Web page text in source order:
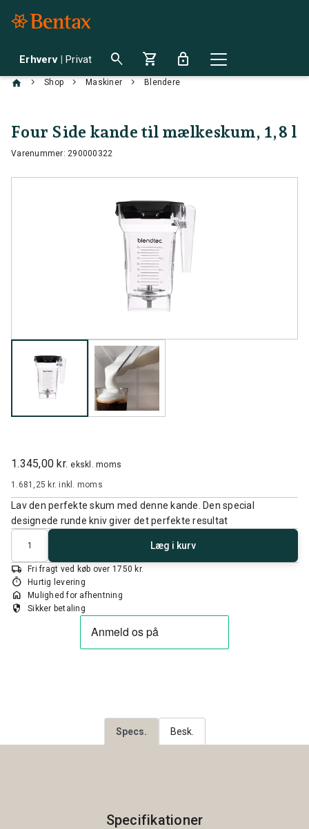
Erhverv | Privat search shopping_cart lock
chevron_right Shop chevron_right Maskiner chevron_right Blendere
Four Side kande til mælkeskum, 1,8 l
Varenummer: 290000322
1.345,00 kr. ekskl. moms
1.681,25 kr.inkl. moms
Lav den perfekte skum med denne kande. Den special
designede runde kniv giver det perfekte resultat
Antal
Læg i kurv
local_shipping Fri fragt ved køb over 1750 kr.
timer Hurtig levering
home Mulighed for afhentning
security Sikker betaling
Specs. Besk.
Specifikationer